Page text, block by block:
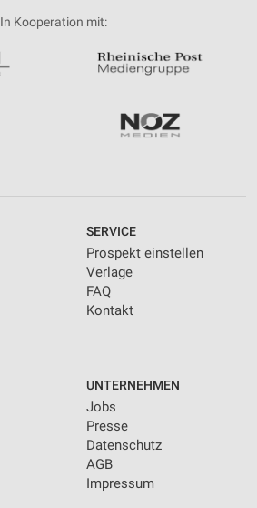
In Kooperation mit:
SERVICE
Prospekt einstellen
Verlage
FAQ
Kontakt
UNTERNEHMEN
Jobs
Presse
Datenschutz
AGB
Impressum